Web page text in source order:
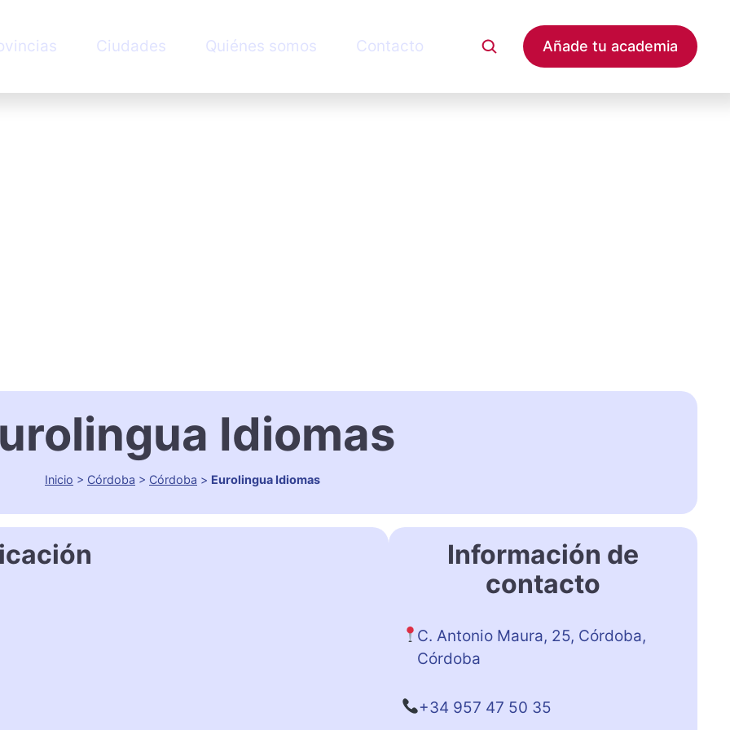
Ciudades Quiénes somos Contacto Añade tu academia
Idiomas
Inicio > Córdoba > Córdoba > Eurolingua Idiomas
Información de
contacto
C. Antonio Maura, 25, Córdoba,
Córdoba
+34 957 47 50 35